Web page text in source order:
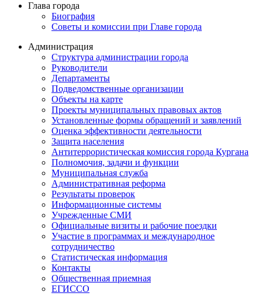
Глава города
Биография
Советы и комиссии при Главе города
Администрация
Структура администрации города
Руководители
Департаменты
Подведомственные организации
Объекты на карте
Проекты муниципальных правовых актов
Установленные формы обращений и заявлений
Оценка эффективности деятельности
Защита населения
Антитеррористическая комиссия города Кургана
Полномочия, задачи и функции
Муниципальная служба
Административная реформа
Результаты проверок
Информационные системы
Учрежденные СМИ
Официальные визиты и рабочие поездки
Участие в программах и международное
сотрудничество
Статистическая информация
Контакты
Общественная приемная
ЕГИССО